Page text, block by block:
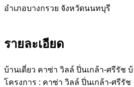
รายละเอียด
บ้านเดี่ยว คาซ่า วิลล์ ปิ่นเกล้า-ศรีรัช
โครงการ : คาซ่า วิลล์ ปิ่นเกล้า-ศรีรัช